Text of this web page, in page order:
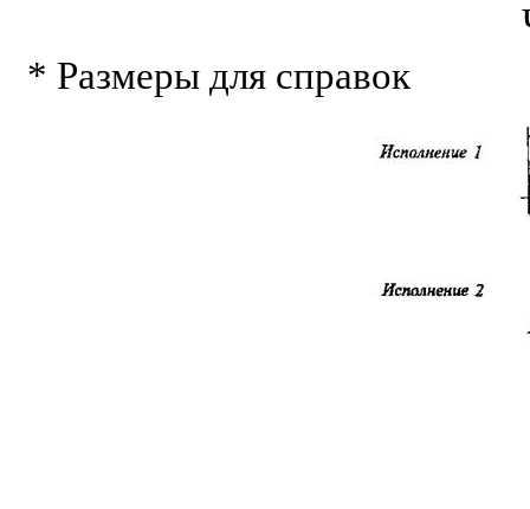
* Размеры для справок